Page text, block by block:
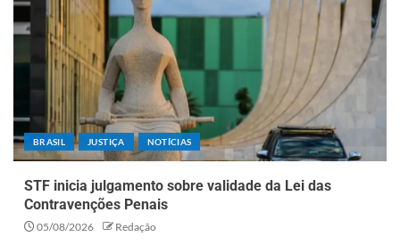
BRASIL JUSTIÇA NOTÍCIAS
STF inicia julgamento sobre validade da Lei das
Contravenções Penais
05/08/2026 Redação